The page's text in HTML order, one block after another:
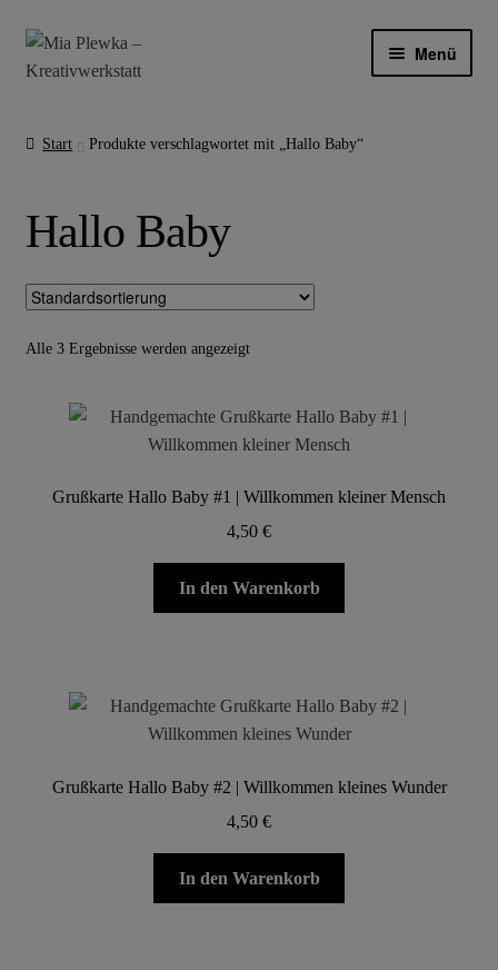
Zur
Navigation
Zum
Inhalt
Menü
ÜBER MICH
BLOG
MEIN KONTO
Start Produkte verschlagwortet mit „Hallo Baby“
Hallo Baby
Alle 3 Ergebnisse werden angezeigt
Grußkarte Hallo Baby #1 | Willkommen kleiner Mensch
4,50 €
In den Warenkorb
Grußkarte Hallo Baby #2 | Willkommen kleines Wunder
4,50 €
In den Warenkorb